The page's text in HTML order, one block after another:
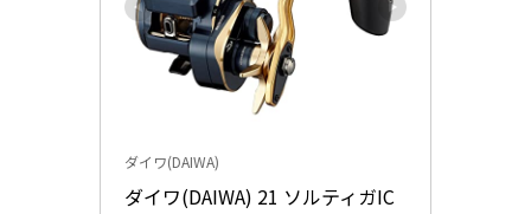
ダイワ(DAIWA)
ダイワ(DAIWA) 21 ソルティガIC